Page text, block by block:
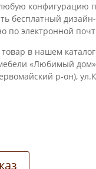
любую конфигурацию
бесплатный
по электронной
в нашем
«Любимый дом»:
р-он),